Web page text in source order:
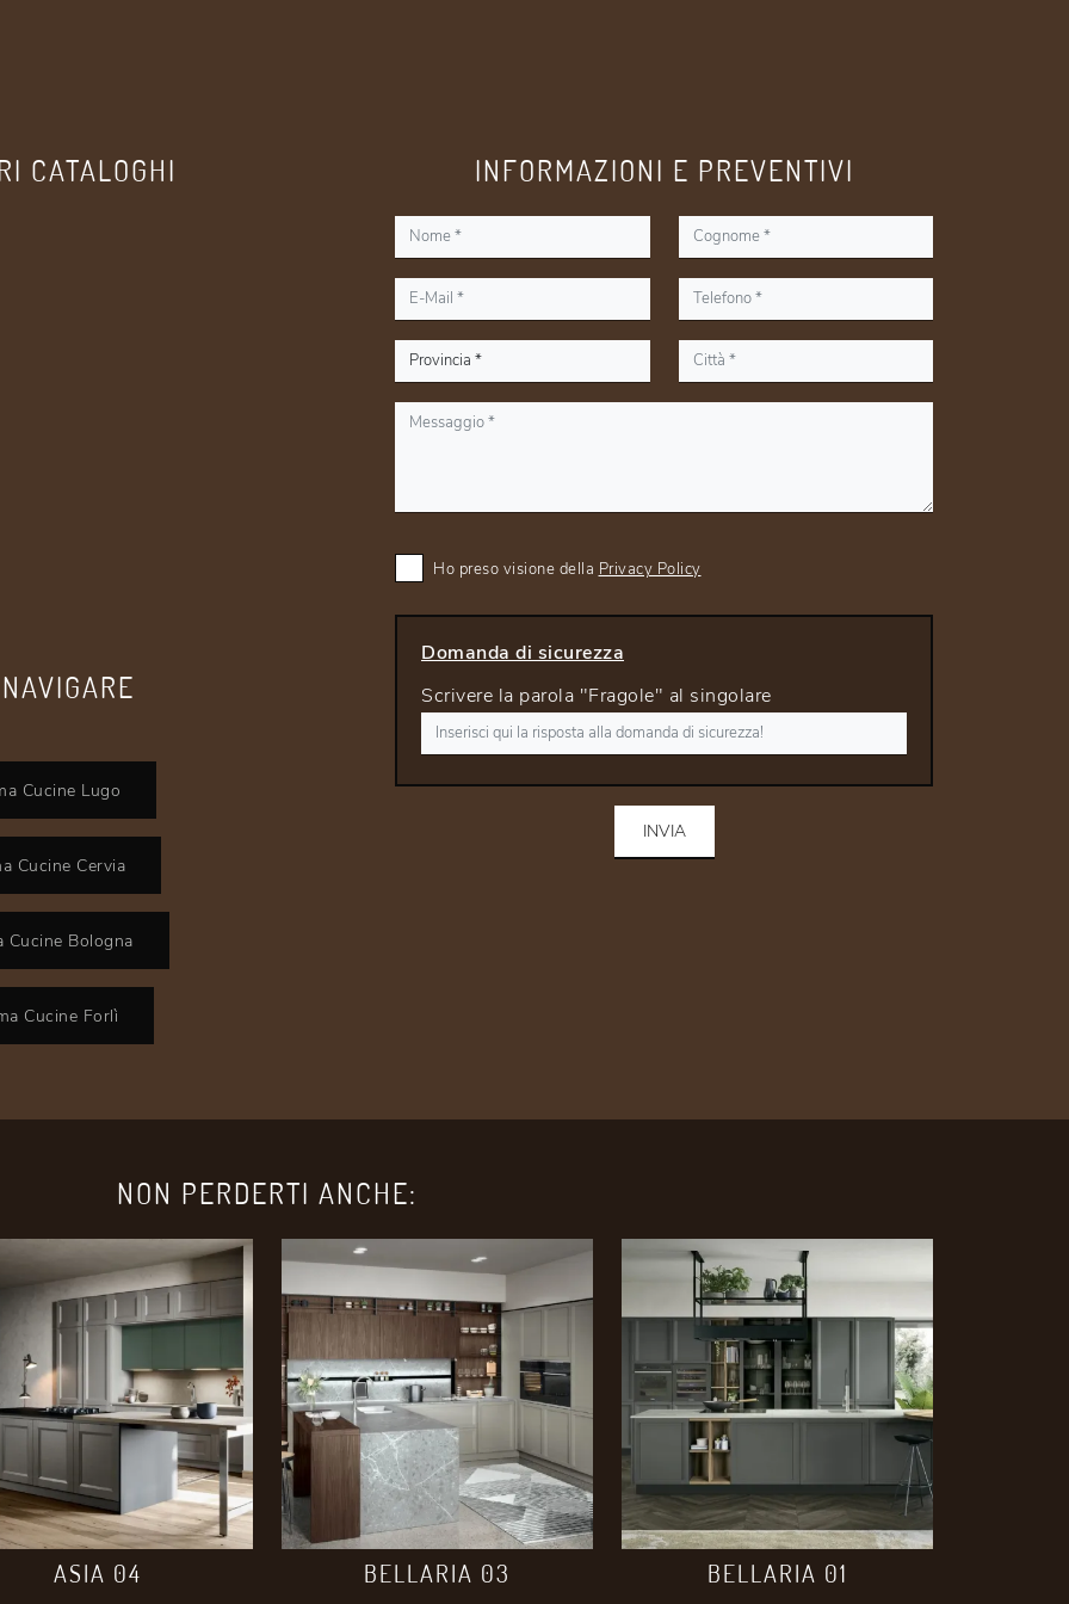
CATALOGHI
Cucine Lugo
Cucine Cervia
Cucine Bologna
Cucine Forlì
INFORMAZIONI E PREVENTIVI
Ho preso visione della Privacy Policy
Domanda di sicurezza
Scrivere la parola "Fragole" al singolare
INVIA
NON PERDERTI ANCHE:
ASIA 04 BELLARIA 03 BELLARIA 01